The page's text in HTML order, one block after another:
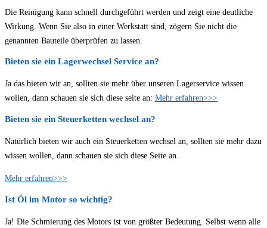
Die Reinigung kann schnell durchgeführt werden und zeigt eine deutliche
Wirkung. Wenn Sie also in einer Werkstatt sind, zögern Sie nicht die
genannten Bauteile überprüfen zu lassen.
Bieten sie ein Lagerwechsel Service an?
Ja das bieten wir an, sollten sie mehr über unseren Lagerservice wissen
wollen, dann schauen sie sich diese seite an: Mehr erfahren>>>
Bieten sie ein Steuerketten wechsel an?
Natürlich bieten wir auch ein Steuerketten wechsel an, sollten sie mehr dazu
wissen wollen, dann schauen sie sich diese Seite an.
Mehr erfahren>>>
Ist Öl im Motor so wichtig?
Ja! Die Schmierung des Motors ist von größter Bedeutung. Selbst wenn alle